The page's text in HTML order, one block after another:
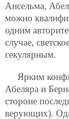
Ансельма,
можно
одним
случае,
секулярным.
Ярким
Абеляра и
стороне
верующих).